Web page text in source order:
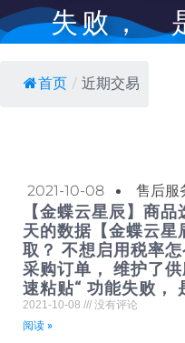
失败，
首页 / 近期交易
2021-10-08 售后服
【金蝶云星辰】商
天的数据【金蝶云星
取？ 不想启用税率怎
采购订单， 维护了
速粘贴“ 功能失败，
2021-10-08
没有评论
阅读 »